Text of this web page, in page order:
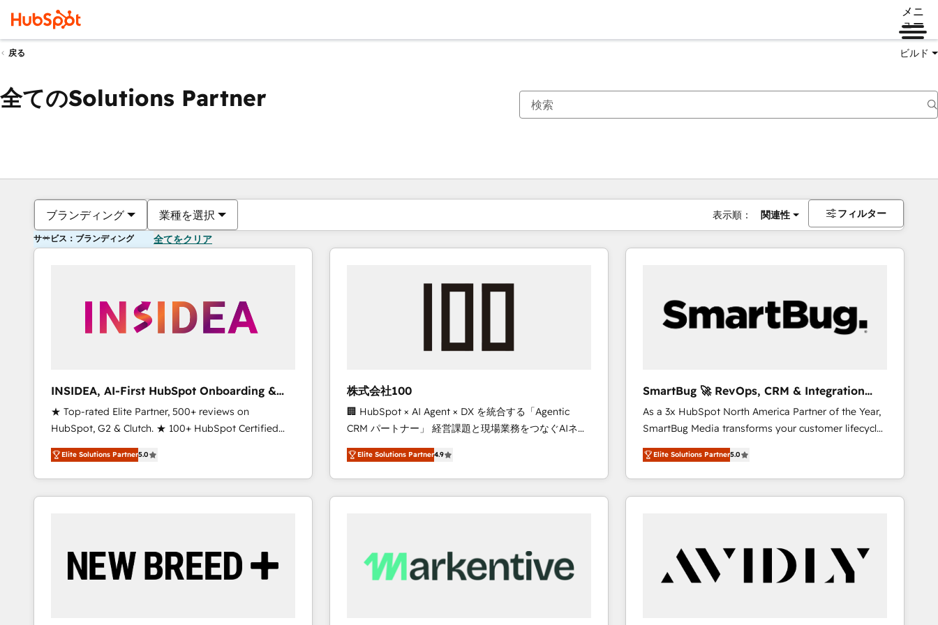
メニ
ュー
戻る ビルド
全てのSolutions Partner
ブランディング 業種を選択 表示順： 関連性 フィルター
サービス：ブランディング 全てをクリア
INSIDEA, AI-First HubSpot Onboarding &
RevOps
★ Top-rated Elite Partner, 500+ reviews on
HubSpot, G2 & Clutch. ★ 100+ HubSpot Certified
Experts & Trainers across the team ★ 1,500+
implementations across five continents ★ AI-First,
RevOps-led, Onboarding obsessed ★ Company of
the Year 2024/25 INSIDEA helps growing companies
your time zone. What we do ➤ Onboarding: Live in
weeks, with workflows built around your business,
Elite Solutions Partner5.0
株式会社100
🏢 HubSpot × AI Agent × DX を統合する「Agentic
CRM パートナー」 経営課題と現場業務をつなぐAIネイ
ティブ・エージェンシーとして、HubSpot Eliteの実装
力で顧客フロント業務を再設計します。 💡 100inc は何
をする会社か？ HubSpotを共通基盤に、AIエージェン
トを組み込んだ顧客フロント業務（マーケティング・営
を、CRMを軸とした全社共通基盤に再構築します。意
思決定者・PMO・現場担当者に並走します。 1️⃣
Elite Solutions Partner4.9
SmartBug 🚀 RevOps, CRM & Integration
Experts
As a 3x HubSpot North America Partner of the Year,
SmartBug Media transforms your customer lifecycle
into a revenue engine. Our unified ecosystem
includes specialized divisions Globalia (AI &
Software) and Point Success Media (Paid Media),
making this the official home for all three brands. 🔄
technical development team. - 19 HubSpot-certified
trainers to drive platform adoption. 📈 Revenue
Generation - Full-funnel marketing and high-
Elite Solutions Partner5.0
現在の場所ページ
ページページページページページページページページページページ